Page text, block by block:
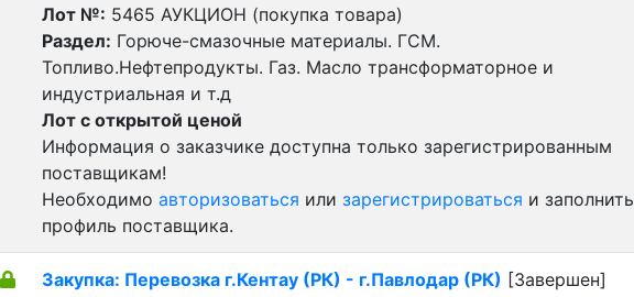
Лот №: 5465 АУКЦИОН (покупка товара)
Раздел: Горюче-смазочные материалы. ГСМ.
Топливо.Нефтепродукты. Газ. Масло трансформаторное и
индустриальная и т.д
Лот с открытой ценой
Информация о заказчике доступна только зарегистрированным
поставщикам!
Необходимо авторизоваться или зарегистрироваться и заполнить
профиль поставщика.
Закупка: Перевозка г.Кентау (РК) - г.Павлодар (РК) [Завершен]